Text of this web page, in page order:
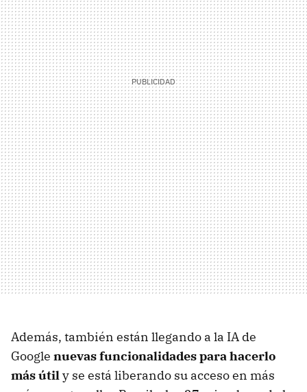
Además, también están llegando a la IA de
Google nuevas funcionalidades para hacerlo
más útily se está liberando su acceso en más